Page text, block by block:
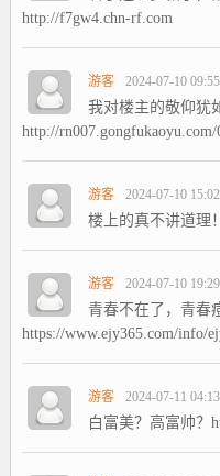
http://f7gw4.chn-rf.com
游客 2024-07-10
我对楼主的敬仰犹
http://rn007.gongfukaoyu.com/
游客 2024-07-10
楼上的真不讲道理
游客 2024-07-10
青春不在了，青春
https://www.ejy365.com/info/
游客 2024-07-11
白富美？高富帅？